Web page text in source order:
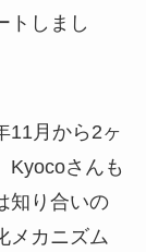
トしまし
11月から2ヶ
Kyocoさんも
知り合いの
メカニズム